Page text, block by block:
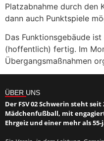
Platzabnahme durch den
dann auch Punktspiele
Das Funktionsgebäude
(hoffentlich) fertig. Im
Übergangsmaßnahmen
ÜBER UNS
Der FSV 02 Schwerin steht
Mädchenfußball, mit
Ehrgeiz und einer mehr als